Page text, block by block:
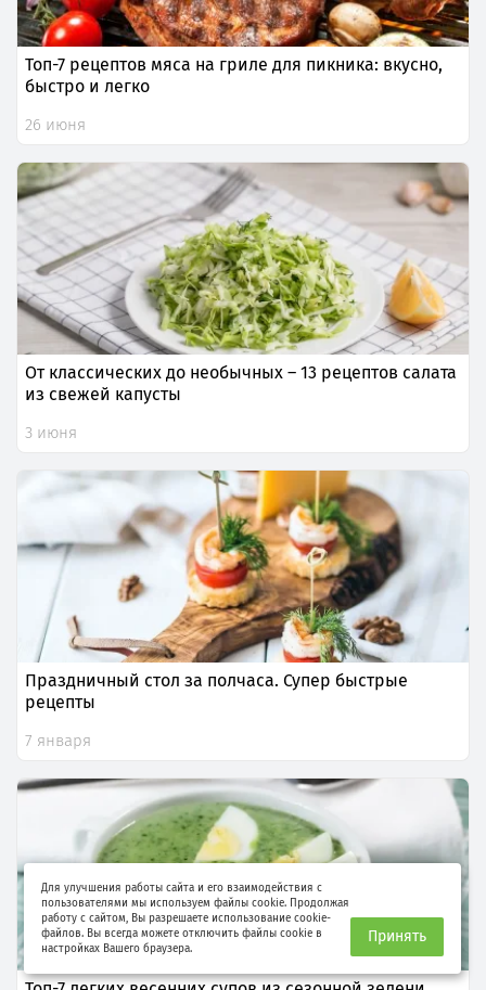
Топ-7 рецептов мяса на гриле для пикника: вкусно,
быстро и легко
26 июня
От классических до необычных – 13 рецептов салата
из свежей капусты
3 июня
Праздничный стол за полчаса. Супер быстрые
рецепты
7 января
Для улучшения работы сайта и его взаимодействия с
пользователями мы используем файлы cookie. Продолжая
работу с сайтом, Вы разрешаете использование cookie-
файлов. Вы всегда можете отключить файлы cookie в
настройках Вашего браузера.
Принять